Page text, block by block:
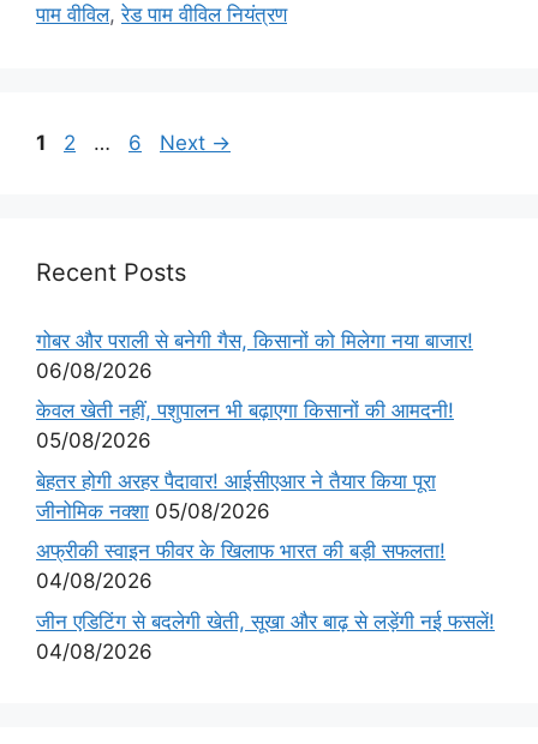
पाम वीविल,रेड पाम वीविल नियंत्रण
1 2 … 6 Next →
Recent Posts
गोबर और पराली से बनेगी गैस, किसानों को मिलेगा नया बाजार!
06/08/2026
केवल खेती नहीं, पशुपालन भी बढ़ाएगा किसानों की आमदनी!
05/08/2026
बेहतर होगी अरहर पैदावार! आईसीएआर ने तैयार किया पूरा
जीनोमिक नक्शा 05/08/2026
अफ्रीकी स्वाइन फीवर के खिलाफ भारत की बड़ी सफलता!
04/08/2026
जीन एडिटिंग से बदलेगी खेती, सूखा और बाढ़ से लड़ेंगी नई फसलें!
04/08/2026